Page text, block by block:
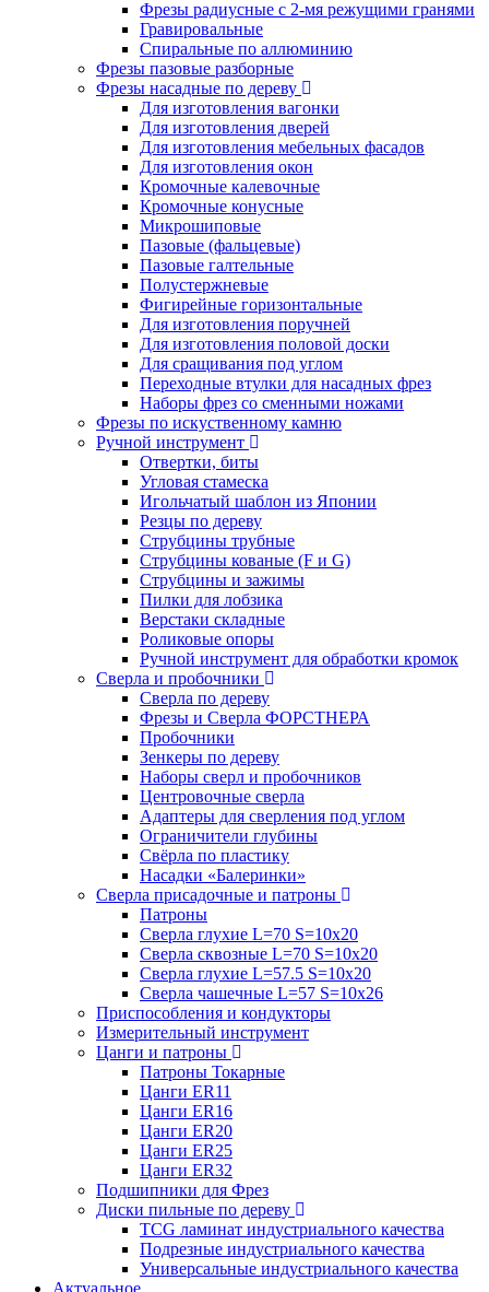
Фрезы радиусные с 2-мя режущими гранями
Гравировальные
Cпиральные по аллюминию
Фрезы пазовые разборные
Фрезы насадные по дереву
Для изготовления вагонки
Для изготовления дверей
Для изготовления мебельных фасадов
Для изготовления окон
Кромочные калевочные
Кромочные конусные
Микрошиповые
Пазовые (фальцевые)
Пазовые галтельные
Полустержневые
Фигирейные горизонтальные
Для изготовления поручней
Для изготовления половой доски
Для сращивания под углом
Переходные втулки для насадных фрез
Наборы фрез со сменными ножами
Фрезы по искуственному камню
Ручной инструмент
Отвертки, биты
Угловая стамеска
Игольчатый шаблон из Японии
Резцы по дереву
Струбцины трубные
Струбцины кованые (F и G)
Струбцины и зажимы
Пилки для лобзика
Верстаки складные
Роликовые опоры
Ручной инструмент для обработки кромок
Сверла и пробочники
Сверла по дереву
Фрезы и Сверла ФОРСТНЕРА
Пробочники
Зенкеры по дереву
Наборы сверл и пробочников
Центровочные сверла
Адаптеры для сверления под углом
Ограничители глубины
Свёрла по пластику
Насадки «Балеринки»
Сверла присадочные и патроны
Патроны
Сверла глухие L=70 S=10x20
Сверла сквозные L=70 S=10x20
Сверла глухие L=57.5 S=10x20
Сверла чашечные L=57 S=10x26
Приспособления и кондукторы
Измерительный инструмент
Цанги и патроны
Патроны Токарные
Цанги ER11
Цанги ER16
Цанги ER20
Цанги ER25
Цанги ER32
Подшипники для Фрез
Диски пильные по дереву
TCG ламинат индустриального качества
Подрезные индустриального качества
Универсальные индустриального качества
Актуальное